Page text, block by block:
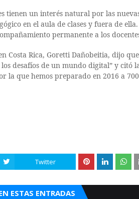
tienen un interés natural por las
en el aula de clases y fuera de
permanente a los
Costa Rica, Goretti Dañobeitia, dijo
desafíos de un mundo digital” y citó
la que hemos preparado en 2016 a
Twitter
ESTAS ENTRADAS